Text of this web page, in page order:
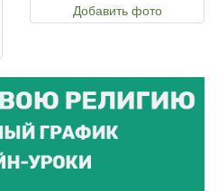
Добавить фото